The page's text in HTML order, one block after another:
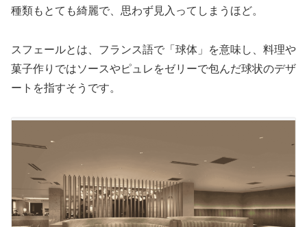
種類もとても綺麗で、思わず見入ってしまうほど。
スフェールとは、フランス語で「球体」を意味し、料理や
菓子作りではソースやピュレをゼリーで包んだ球状のデザ
ートを指すそうです。